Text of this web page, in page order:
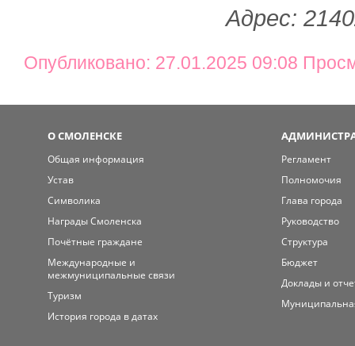
Адрес:
Опубликовано: 27.01.2025 09:08
О СМОЛЕНСКЕ
Общая информация
Устав
Символика
Награды Смоленска
Почётные граждане
Международные и
межмуниципальные связи
Туризм
История города в датах
Регламент
Полномочия
Глава города
Руководство
Структура
Бюджет
Доклады и